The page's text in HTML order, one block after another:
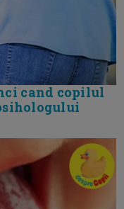
cand copilul